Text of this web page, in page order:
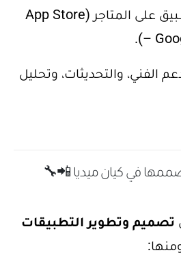
رفع التطبيق على المتاجر (App Store
–
الفني، والتحديثات، وتحليل
في كيان ميديا 📲🔧
تصميم وتطوير التطبيقات